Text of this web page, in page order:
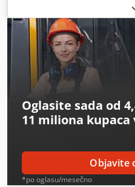
600 mm
dokumentacija/priručnik,
подешавање алата Carl Zeiss
Dcjdjzqbcxjpfx Ambok
хоризонталном мерном
увећањем Димензије: 622 x
Oglasite sada od
11 miliona kupaca
Objavite
*po oglasu/mesečno